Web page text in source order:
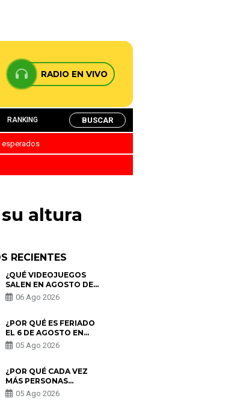
RADIO EN VIVO
RANKING BUSCAR
esperados
altura
RECIENTES
¿QUÉ VIDEOJUEGOS
SALEN EN AGOSTO DE
2026? ESTOS SON LOS
ESTRENOS MÁS
06 Ago 2026
¿POR QUÉ ES FERIADO
EL 6 DE AGOSTO EN
PERÚ? ESTA ES LA
HISTORIA
05 Ago 2026
¿POR QUÉ CADA VEZ
MÁS PERSONAS
UTILIZAN UNA VPN
PARA PROTEGER SU
05 Ago 2026